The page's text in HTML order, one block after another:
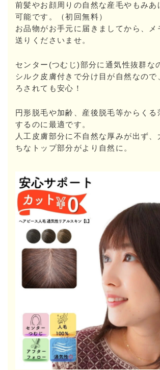
前髪やお顔周りの自然な産毛やもみあ
可能です。（初回無料）
お品物がお手元に届きましてから、メ
送りくださいませ。
センター(つむじ)部分に通気性抜群な
シルク皮膚付きで分け目が自然なので
ろされても安心！
円形脱毛や加齢、産後脱毛等からくる
するのに最適です。
人工皮膚部分に不自然な厚みが出ず、
ちなトップ部分がより自然に。